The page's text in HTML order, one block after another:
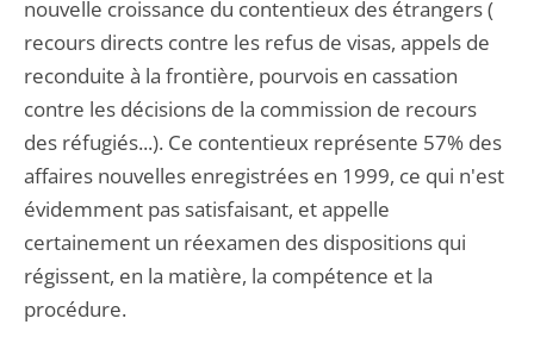
nouvelle croissance du contentieux des étrangers (
recours directs contre les refus de visas, appels de
reconduite à la frontière, pourvois en cassation
contre les décisions de la commission de recours
des réfugiés...). Ce contentieux représente 57% des
affaires nouvelles enregistrées en 1999, ce qui n'est
évidemment pas satisfaisant, et appelle
certainement un réexamen des dispositions qui
régissent, en la matière, la compétence et la
procédure.